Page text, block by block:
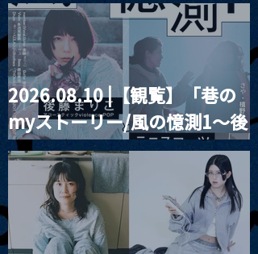
MoonRomantic
Channel1周年記念Live
2026.08.10 |【観覧】「巷の
myストーリー/風の憶測1～後
藤まりこアコースティック
violence POPとテニスコー
ツ」